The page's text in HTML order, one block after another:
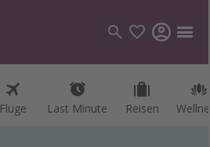
Flüge Last Minute Reisen